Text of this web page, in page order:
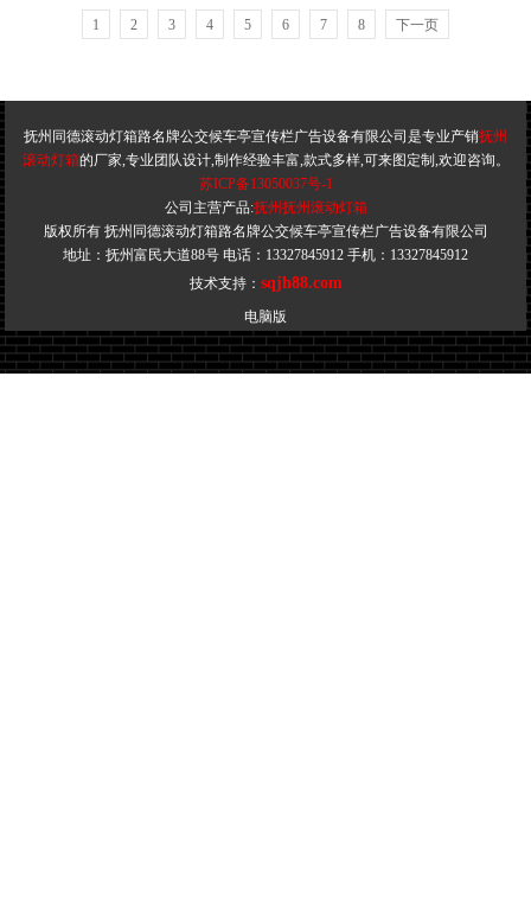
1 2 3 4 5 6 7 8 下一页
抚州同德滚动灯箱路名牌公交候车亭宣传栏广告设备有限公司是专业产销抚州
滚动灯箱的厂家,专业团队设计,制作经验丰富,款式多样,可来图定制,欢迎咨询。
苏ICP备13050037号-1
公司主营产品:抚州抚州滚动灯箱
版权所有 抚州同德滚动灯箱路名牌公交候车亭宣传栏广告设备有限公司
地址：抚州富民大道88号 电话：13327845912 手机：13327845912
技术支持： sqjh88.com
电脑版